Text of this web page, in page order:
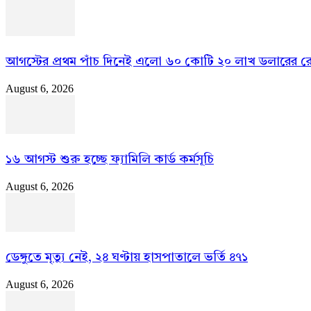
আগস্টের প্রথম পাঁচ দিনেই এলো ৬০ কোটি ২০ লাখ ডলারের
August 6, 2026
১৬ আগস্ট শুরু হচ্ছে ফ্যামিলি কার্ড কর্মসূচি
August 6, 2026
ডেঙ্গুতে মৃত্যু নেই, ২৪ ঘণ্টায় হাসপাতালে ভর্তি ৪৭১
August 6, 2026